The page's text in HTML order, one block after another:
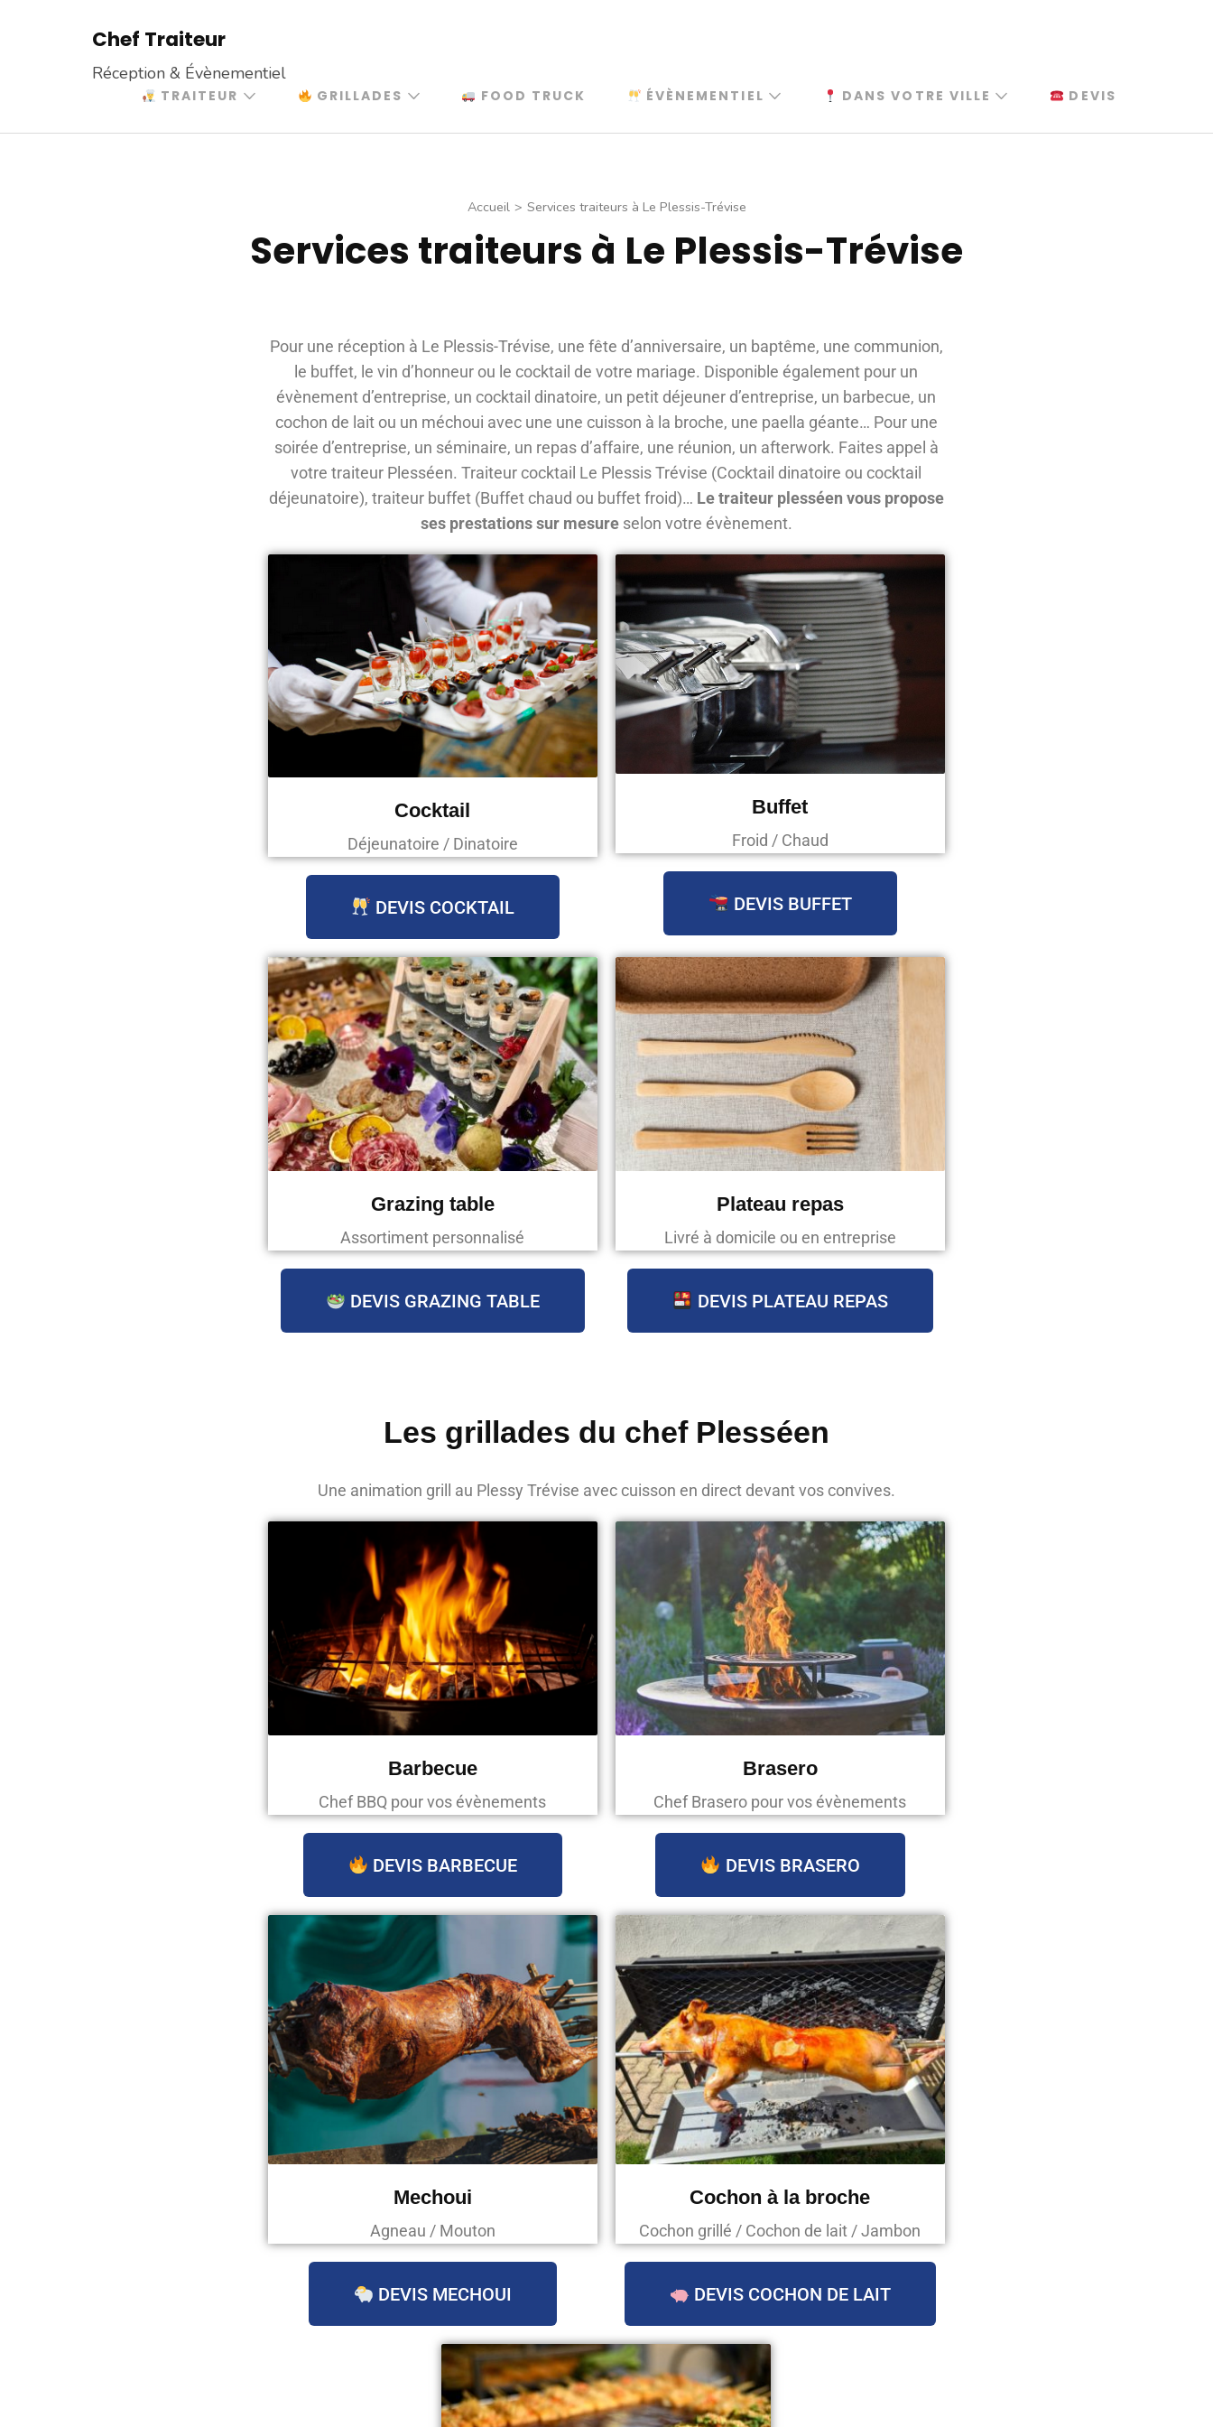
Chef Traiteur
Réception & Évènementiel
TRAITEUR GRILLADES FOOD TRUCK ÉVÈNEMENTIEL DANS VOTRE VILLE DEVIS
Accueil > Services traiteurs à Le Plessis-Trévise
Services traiteurs à Le Plessis-Trévise
Pour une réception à Le Plessis-Trévise, une fête d’anniversaire, un baptême, une communion,
le buffet, le vin d’honneur ou le cocktail de votre mariage. Disponible également pour un
évènement d’entreprise, un cocktail dinatoire, un petit déjeuner d’entreprise, un barbecue, un
cochon de lait ou un méchoui avec une une cuisson à la broche, une paella géante… Pour une
soirée d’entreprise, un séminaire, un repas d’affaire, une réunion, un afterwork. Faites appel à
votre traiteur Plesséen. Traiteur cocktail Le Plessis Trévise (Cocktail dinatoire ou cocktail
déjeunatoire), traiteur buffet (Buffet chaud ou buffet froid)… Le traiteur plesséen vous propose
ses prestations sur mesureselon votre évènement.
Cocktail
Déjeunatoire / Dinatoire
DEVIS COCKTAIL
Buffet
Froid / Chaud
DEVIS BUFFET
Grazing table
Assortiment personnalisé
DEVIS GRAZING TABLE
Plateau repas
Livré à domicile ou en entreprise
DEVIS PLATEAU REPAS
Les grillades du chef Plesséen
Une animation grill au Plessy Trévise avec cuisson en direct devant vos convives.
Barbecue
Chef BBQ pour vos évènements
DEVIS BARBECUE
Brasero
Chef Brasero pour vos évènements
DEVIS BRASERO
Mechoui
Agneau / Mouton
DEVIS MECHOUI
Cochon à la broche
Cochon grillé / Cochon de lait / Jambon
DEVIS COCHON DE LAIT